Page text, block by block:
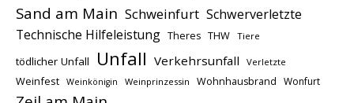
Sand am Main Schweinfurt Schwerverletzte
Technische Hilfeleistung Theres THW Tiere
tödlicher Unfall Unfall Verkehrsunfall Verletzte
Weinfest Weinkönigin Weinprinzessin Wohnhausbrand Wonfurt